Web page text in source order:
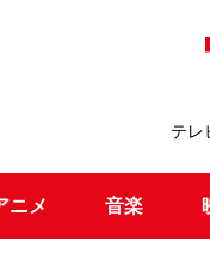
テレ
ニメ 音楽